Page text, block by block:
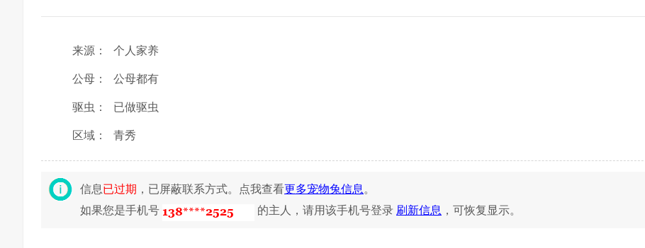
来源： 个人家养
公母： 公母都有
驱虫： 已做驱虫
区域： 青秀
信息已过期 ，已屏蔽联系方式。点我查看更多宠物兔信息 。
如果您是手机号
的主人，请用该手机号登录 刷新信息 ，可恢复显示。